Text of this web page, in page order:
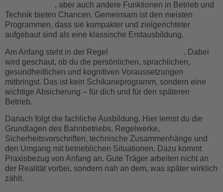
, aber auch andere Funktionen in Betrieb und
Technik bieten Chancen. Gemeinsam ist den meisten
Programmen, dass sie kompakter und zielgerichteter
aufgebaut sind als eine klassische Erstausbildung.
Am Anfang steht in der Regel
. Dabei
wird geschaut, ob du die persönlichen, sprachlichen,
gesundheitlichen und kognitiven Voraussetzungen
mitbringst. Das ist kein Schikaneprogramm, sondern eine
wichtige Absicherung – für dich und für den späteren
Betrieb.
Danach folgt die fachliche Ausbildung. Hier lernst du die
Grundlagen des Bahnbetriebs, Regelwerke,
Sicherheitsvorschriften, technische Zusammenhänge und
den Umgang mit betrieblichen Situationen. Dazu kommt
Praxisbezug von Anfang an. Gute Träger arbeiten nicht an
der Realität vorbei, sondern nah an dem, was später wirklich
zählt.